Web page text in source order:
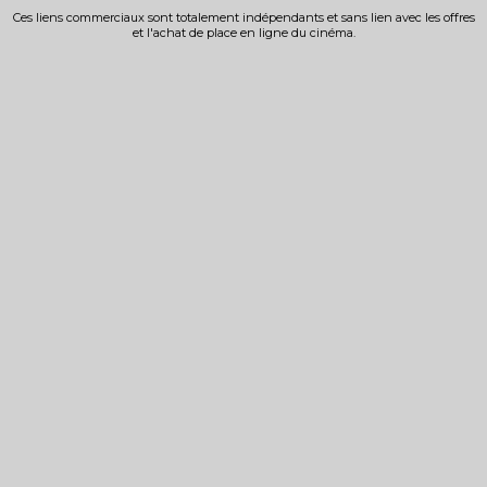
Ces liens commerciaux sont totalement indépendants et sans lien avec les offres
et l'achat de place en ligne du cinéma.